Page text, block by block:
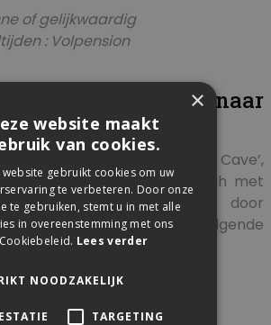
of gelijkwaardig
: Volpension
Second Cave naar
(8-9u - 3595m)
u gestaag naar ‘Second Cave’,
een pauze en warme lunch met
Daarna gaat u verder door
naar uw volgende
of gelijkwaardig
: Volpension
×
website maakt
van cookies.
website gebruikt cookies om uw
te verbeteren. Door onze
te gebruiken, stemt u in met alle
in overeenstemming met ons
Cookiebeleid. Lees verder
NOODZAKELIJK
TARGETING